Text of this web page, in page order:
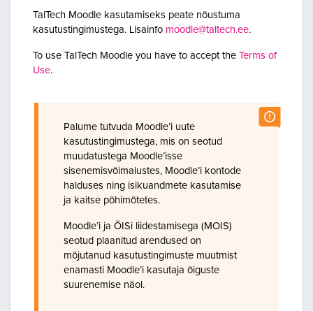
TalTech Moodle kasutamiseks peate nõustuma
kasutustingimustega. Lisainfo moodle@taltech.ee.
To use TalTech Moodle you have to accept the Terms of
Use.
Palume tutvuda Moodle’i uute
kasutustingimustega, mis on seotud
muudatustega Moodle’isse
sisenemisvõimalustes, Moodle’i kontode
halduses ning isikuandmete kasutamise
ja kaitse põhimõtetes.
Moodle’i ja ÕISi liidestamisega (MOIS)
seotud plaanitud arendused on
mõjutanud kasutustingimuste muutmist
enamasti Moodle’i kasutaja õiguste
suurenemise näol.